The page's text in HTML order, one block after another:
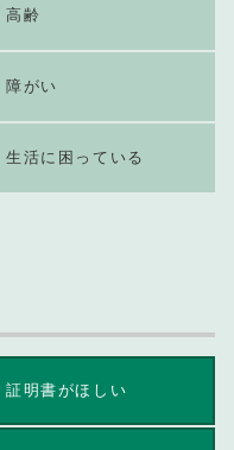
高齢
障がい
生活に困っている
証明書がほしい